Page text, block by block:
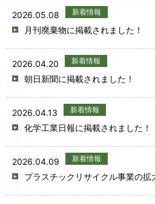
2026.05.08 新着情報
月刊廃棄物に掲載されました！
2026.04.20 新着情報
朝日新聞に掲載されました！
2026.04.13 新着情報
化学工業日報に掲載されました！
2026.04.09 新着情報
プラスチックリサイクル事業の